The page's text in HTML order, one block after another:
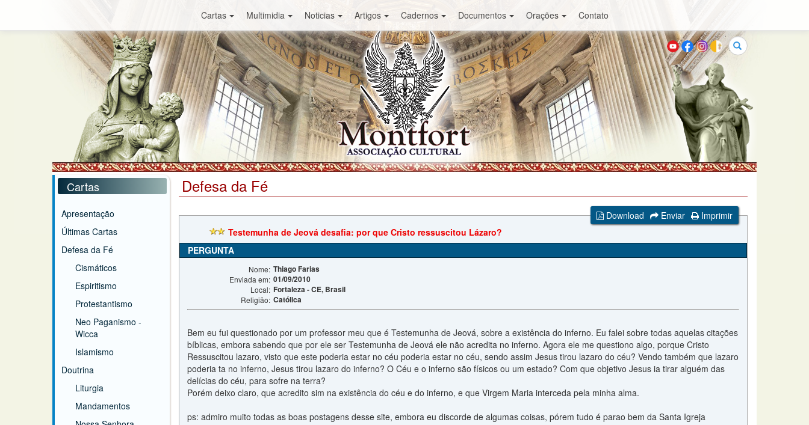
Cartas Multimidia Noticias Artigos Cadernos Documentos Orações Contato
Buscar
Cartas
Apresentação
Últimas Cartas
Defesa da Fé
Cismáticos
Espiritismo
Protestantismo
Neo Paganismo -
Wicca
Islamismo
Doutrina
Liturgia
Mandamentos
Defesa da Fé
Download Enviar
Imprimir
Testemunha de Jeová desafia: por que Cristo ressuscitou Lázaro?
PERGUNTA
Nome: Thiago Farias
Enviada em: 01/09/2010
Local: Fortaleza - CE, Brasil
Religião: Católica
Bem eu fui questionado por um professor meu que é Testemunha de Jeová, sobre a existência do inferno. Eu falei sobre todas aquelas citações
bíblicas, embora sabendo que por ele ser Testemunha de Jeová ele não acredita no inferno. Agora ele me questiono algo, porque Cristo
Ressuscitou lazaro, visto que este poderia estar no céu poderia estar no céu, sendo assim Jesus tirou lazaro do céu? Vendo também que lazaro
poderia ta no inferno, Jesus tirou lazaro do inferno? O Céu e o inferno são físicos ou um estado? Com que objetivo Jesus ia tirar alguém das
delícias do céu, para sofre na terra?
Porém deixo claro, que acredito sim na existência do céu e do inferno, e que Virgem Maria interceda pela minha alma.
ps: admiro muito todas as boas postagens desse site, embora eu discorde de algumas coisas, pórem tudo é parao bem da Santa Igreja